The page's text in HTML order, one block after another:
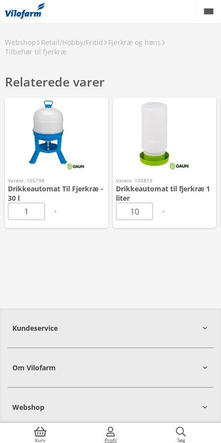
Kurv Profil Søg
Webshop Retail/Hobby/Fritid
Fjerkræ og høns
Tilbehør til fjerkræ
Relaterede varer
Varenr. 105798
Drikkeautomat Til Fjerkræ -
30 l
Varenr. 105819
Drikkeautomat til fjerkræ 1
liter
Kundeservice
Om Vilofarm
Webshop